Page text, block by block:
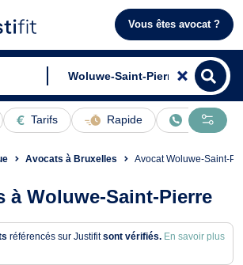
Vous êtes avocat ?
Tarifs Rapide En ligne
Avocats à Bruxelles Avocat Woluwe-Saint-
à Woluwe-Saint-Pierre
référencés sur Justifitsont vérifiés. En savoir plus